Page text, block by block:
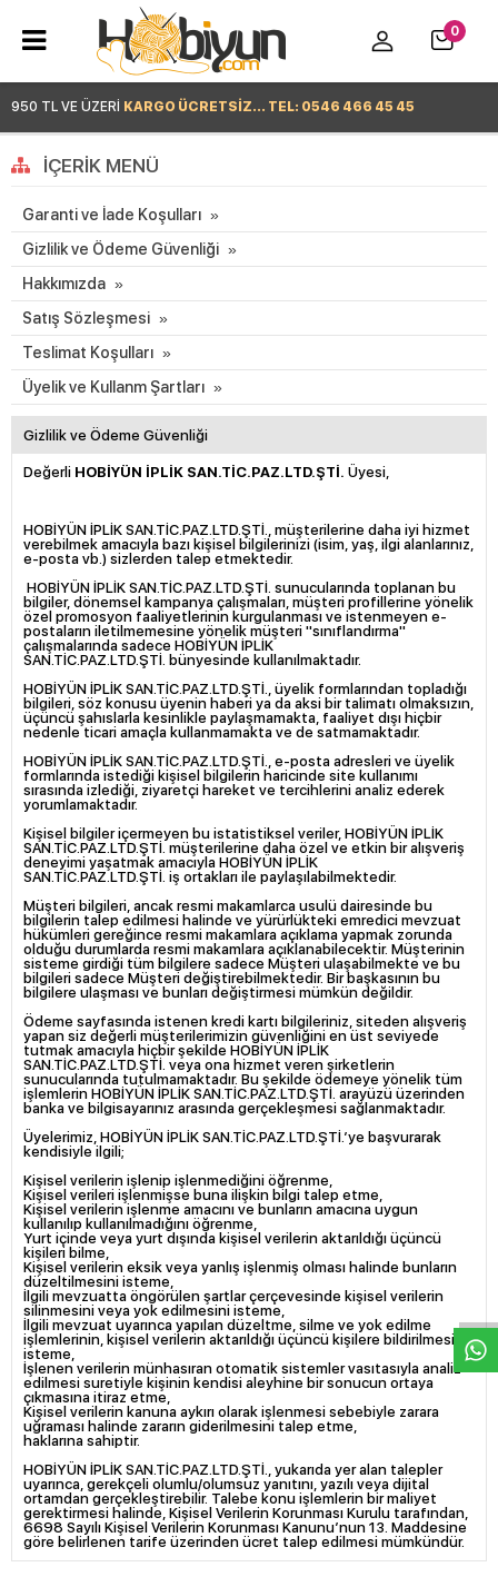
950 TL VE ÜZERİ KARGO ÜCRETSİZ... TEL: 0546 466 45 45
0
İÇERIK MENÜ
Garanti ve İade Koşulları
Gizlilik ve Ödeme Güvenliği
Hakkımızda
Satış Sözleşmesi
Teslimat Koşulları
Üyelik ve Kullanm Şartları
Gizlilik ve Ödeme Güvenliği
Değerli HOBİYÜN İPLİK SAN.TİC.PAZ.LTD.ŞTİ. Üyesi,
HOBİYÜN İPLİK SAN.TİC.PAZ.LTD.ŞTİ., müşterilerine daha iyi hizmet
verebilmek amacıyla bazı kişisel bilgilerinizi (isim, yaş, ilgi alanlarınız,
e-posta vb.) sizlerden talep etmektedir.
HOBİYÜN İPLİK SAN.TİC.PAZ.LTD.ŞTİ. sunucularında toplanan bu
bilgiler, dönemsel kampanya çalışmaları, müşteri profillerine yönelik
özel promosyon faaliyetlerinin kurgulanması ve istenmeyen e-
postaların iletilmemesine yönelik müşteri "sınıflandırma"
çalışmalarında sadece HOBİYÜN İPLİK
SAN.TİC.PAZ.LTD.ŞTİ. bünyesinde kullanılmaktadır.
HOBİYÜN İPLİK SAN.TİC.PAZ.LTD.ŞTİ., üyelik formlarından topladığı
bilgileri, söz konusu üyenin haberi ya da aksi bir talimatı olmaksızın,
üçüncü şahıslarla kesinlikle paylaşmamakta, faaliyet dışı hiçbir
nedenle ticari amaçla kullanmamakta ve de satmamaktadır.
HOBİYÜN İPLİK SAN.TİC.PAZ.LTD.ŞTİ., e-posta adresleri ve üyelik
formlarında istediği kişisel bilgilerin haricinde site kullanımı
sırasında izlediği, ziyaretçi hareket ve tercihlerini analiz ederek
yorumlamaktadır.
Kişisel bilgiler içermeyen bu istatistiksel veriler, HOBİYÜN İPLİK
SAN.TİC.PAZ.LTD.ŞTİ. müşterilerine daha özel ve etkin bir alışveriş
deneyimi yaşatmak amacıyla HOBİYÜN İPLİK
SAN.TİC.PAZ.LTD.ŞTİ. iş ortakları ile paylaşılabilmektedir.
Müşteri bilgileri, ancak resmi makamlarca usulü dairesinde bu
bilgilerin talep edilmesi halinde ve yürürlükteki emredici mevzuat
hükümleri gereğince resmi makamlara açıklama yapmak zorunda
olduğu durumlarda resmi makamlara açıklanabilecektir. Müşterinin
sisteme girdiği tüm bilgilere sadece Müşteri ulaşabilmekte ve bu
bilgileri sadece Müşteri değiştirebilmektedir. Bir başkasının bu
bilgilere ulaşması ve bunları değiştirmesi mümkün değildir.
Ödeme sayfasında istenen kredi kartı bilgileriniz, siteden alışveriş
yapan siz değerli müşterilerimizin güvenliğini en üst seviyede
tutmak amacıyla hiçbir şekilde HOBİYÜN İPLİK
SAN.TİC.PAZ.LTD.ŞTİ. veya ona hizmet veren şirketlerin
sunucularında tutulmamaktadır. Bu şekilde ödemeye yönelik tüm
işlemlerin HOBİYÜN İPLİK SAN.TİC.PAZ.LTD.ŞTİ. arayüzü üzerinden
banka ve bilgisayarınız arasında gerçekleşmesi sağlanmaktadır.
Üyelerimiz, HOBİYÜN İPLİK SAN.TİC.PAZ.LTD.ŞTİ.’ye başvurarak
kendisiyle ilgili;
Kişisel verilerin işlenip işlenmediğini öğrenme,
Kişisel verileri işlenmişse buna ilişkin bilgi talep etme,
Kişisel verilerin işlenme amacını ve bunların amacına uygun
kullanılıp kullanılmadığını öğrenme,
Yurt içinde veya yurt dışında kişisel verilerin aktarıldığı üçüncü
kişileri bilme,
Kişisel verilerin eksik veya yanlış işlenmiş olması halinde bunların
düzeltilmesini isteme,
İlgili mevzuatta öngörülen şartlar çerçevesinde kişisel verilerin
silinmesini veya yok edilmesini isteme,
İlgili mevzuat uyarınca yapılan düzeltme, silme ve yok edilme
işlemlerinin, kişisel verilerin aktarıldığı üçüncü kişilere bildirilmesini
isteme,
İşlenen verilerin münhasıran otomatik sistemler vasıtasıyla analiz
edilmesi suretiyle kişinin kendisi aleyhine bir sonucun ortaya
çıkmasına itiraz etme,
Kişisel verilerin kanuna aykırı olarak işlenmesi sebebiyle zarara
uğraması halinde zararın giderilmesini talep etme,
haklarına sahiptir.
HOBİYÜN İPLİK SAN.TİC.PAZ.LTD.ŞTİ., yukarıda yer alan talepler
uyarınca, gerekçeli olumlu/olumsuz yanıtını, yazılı veya dijital
ortamdan gerçekleştirebilir. Talebe konu işlemlerin bir maliyet
gerektirmesi halinde, Kişisel Verilerin Korunması Kurulu tarafından,
6698 Sayılı Kişisel Verilerin Korunması Kanunu’nun 13. Maddesine
göre belirlenen tarife üzerinden ücret talep edilmesi mümkündür.